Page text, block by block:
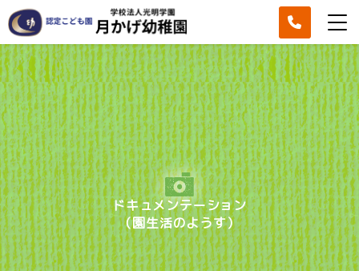
ドキュメンテーション
（園生活のようす）